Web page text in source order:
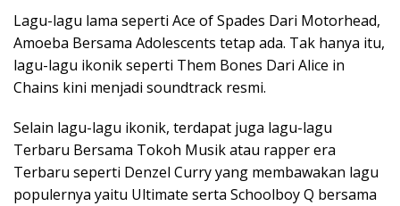
Lagu-lagu lama seperti Ace of Spades Dari Motorhead,
Amoeba Bersama Adolescents tetap ada. Tak hanya itu,
lagu-lagu ikonik seperti Them Bones Dari Alice in
Chains kini menjadi soundtrack resmi.
Selain lagu-lagu ikonik, terdapat juga lagu-lagu
Terbaru Bersama Tokoh Musik atau rapper era
Terbaru seperti Denzel Curry yang membawakan lagu
populernya yaitu Ultimate serta Schoolboy Q bersama